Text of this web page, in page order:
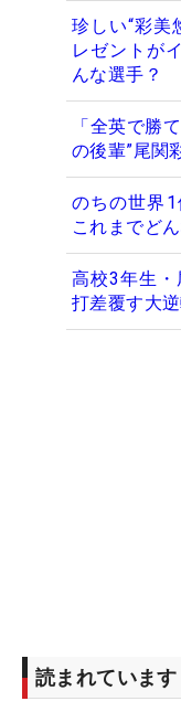
珍しい“彩美
レゼントが
んな選手？
「全英で勝
の後輩”尾関
のちの世界
これまでど
高校3年生
打差覆す大
読まれています